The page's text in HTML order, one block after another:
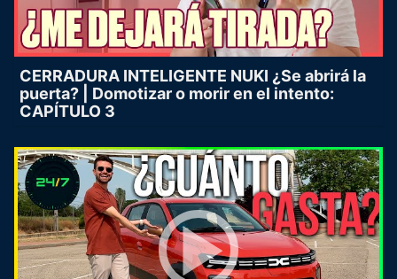
CERRADURA INTELIGENTE NUKI ¿Se abrirá la
puerta? | Domotizar o morir en el intento:
CAPÍTULO 3